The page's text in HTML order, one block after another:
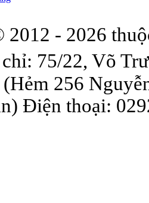
2012 - 2026
75/22, Võ
(Hẻm 256
Điện thoại: